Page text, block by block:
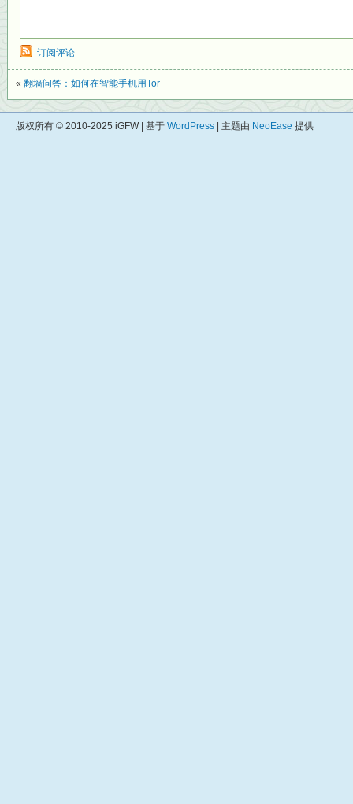
订阅评论
« 翻墙问答：如何在智能手机用Tor
版权所有 © 2010-2025 iGFW | 基于 WordPress | 主题由 NeoEase 提供